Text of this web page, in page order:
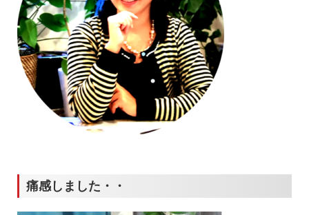
痛感しました・・